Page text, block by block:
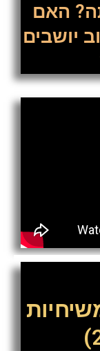
האם
יושבים